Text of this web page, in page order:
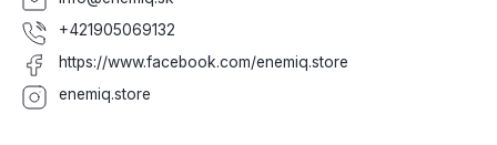
+421905069132
https://www.facebook.com/enemiq.store
enemiq.store